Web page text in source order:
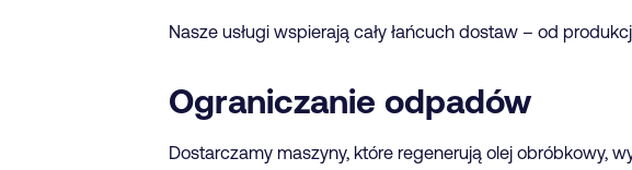
Nasze usługi wspierają cały łańcuch dostaw – od
Ograniczanie odpadów
Dostarczamy maszyny, które regenerują olej obróbkowy,